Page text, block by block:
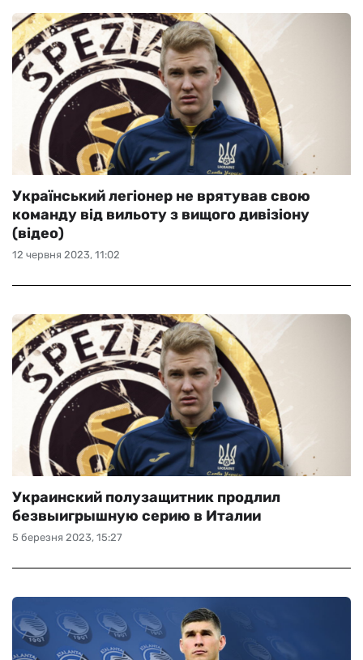
12 червня 2023, 11:02
Український легіонер не врятував свою
команду від вильоту з вищого дивізіону
(відео)
5 березня 2023, 15:27
Украинский полузащитник продлил
безвыигрышную серию в Италии